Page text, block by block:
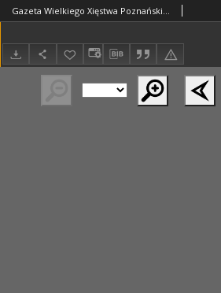
Gazeta Wielkiego Xięstwa Poznańskiego 1836.06.03 Nr127